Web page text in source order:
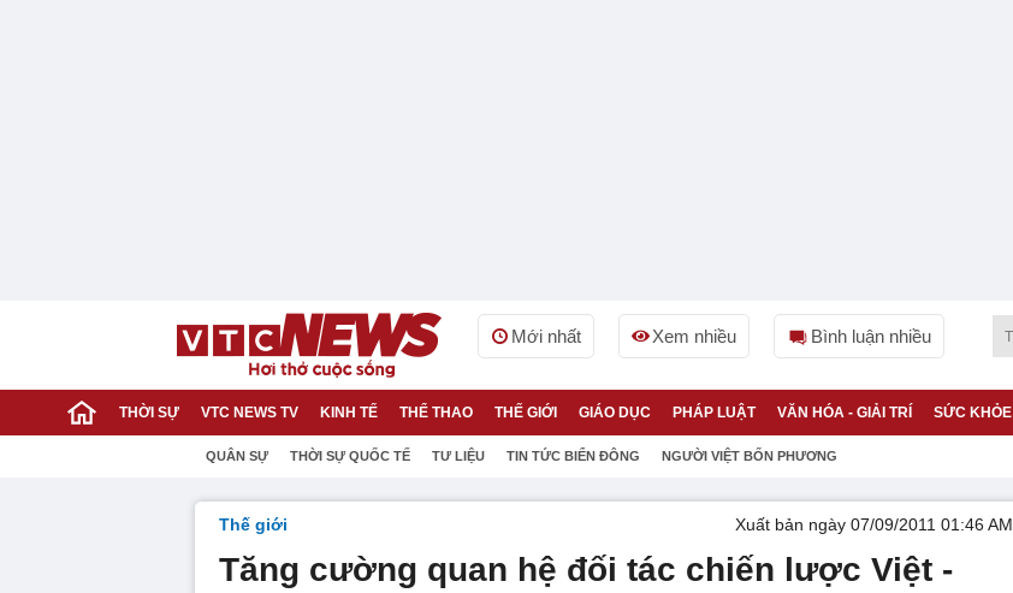
Mới nhất Xem nhiều Bình luận nhiều
THỜI SỰ VTC NEWS TV KINH TẾ THỂ THAO THẾ GIỚI GIÁO DỤC PHÁP LUẬT VĂN HÓA - GIẢI TRÍ SỨC KHỎE
QUÂN SỰ THỜI SỰ QUỐC TẾ TƯ LIỆU TIN TỨC BIỂN ĐÔNG NGƯỜI VIỆT BỐN PHƯƠNG
Thế giới Xuất bản ngày 07/09/2011 01:46 AM
Tăng cường quan hệ đối tác chiến lược Việt -